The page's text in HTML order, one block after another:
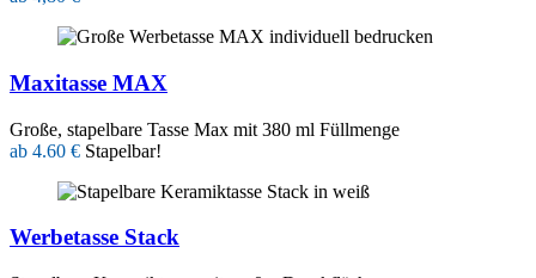
Maxitasse MAX
Große, stapelbare Tasse Max mit 380 ml Füllmenge
ab 4.60 € Stapelbar!
Werbetasse Stack